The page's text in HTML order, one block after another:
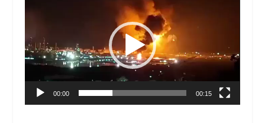
00:00 00:15